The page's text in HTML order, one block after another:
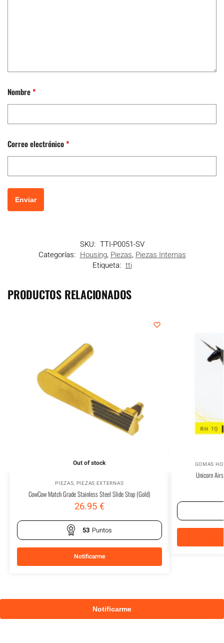
Nombre*
Correo electrónico*
SKU: TTI-P0051-SV
Categorías: Housing, Piezas, Piezas Internas
Etiqueta: tti
PRODUCTOS RELACIONADOS
Out of stock
PIEZAS, PIEZAS EXTERNAS
CowCow Match Grade Stainless Steel Slide Stop (Gold)
26.95€
53 Puntos
Notificarme
GOMAS
Unicorn